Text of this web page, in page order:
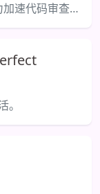
CodeRabbit是一个利用人工智能洞察力加速代码审查的工具。